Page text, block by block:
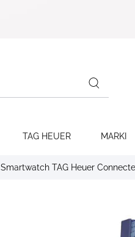
TAG HEUER MARKI
Smartwatch TAG Heuer